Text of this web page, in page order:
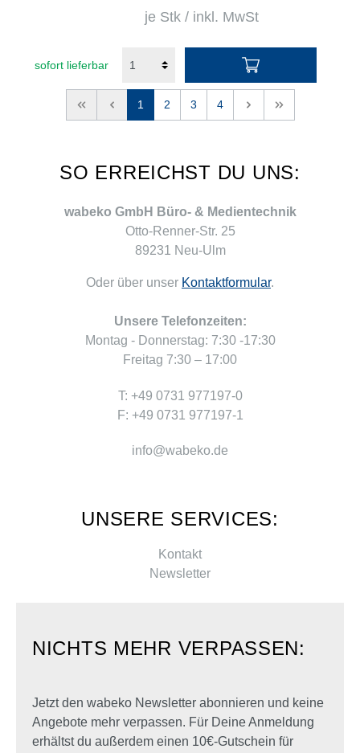
je Stk / inkl. MwSt
sofort lieferbar
<< < 1 2 3 4 > >>
SO ERREICHST DU UNS:
wabeko GmbH Büro- & Medientechnik
Otto-Renner-Str. 25
89231 Neu-Ulm
Oder über unser Kontaktformular.
Unsere Telefonzeiten:
Montag - Donnerstag: 7:30 -17:30
Freitag 7:30 – 17:00
T: +49 0731 977197-0
F: +49 0731 977197-1
info@wabeko.de
UNSERE SERVICES:
Kontakt
Newsletter
NICHTS MEHR VERPASSEN:
Jetzt den wabeko Newsletter abonnieren und keine
Angebote mehr verpassen. Für Deine Anmeldung
erhältst du außerdem einen 10€-Gutschein für